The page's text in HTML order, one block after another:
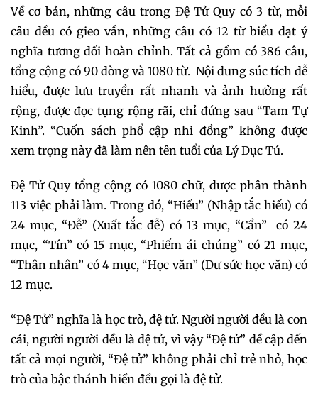
Về cơ bản, những câu trong Đệ Tử Quy có 3 từ, mỗi
câu đều có gieo vần, những câu có 12 từ biểu đạt ý
nghĩa tương đối hoàn chỉnh. Tất cả gồm có 386 câu,
tổng cộng có 90 dòng và 1080 từ. Nội dung súc tích dễ
hiểu, được lưu truyền rất nhanh và ảnh hưởng rất
rộng, được đọc tụng rộng rãi, chỉ đứng sau “Tam Tự
Kinh”. “Cuốn sách phổ cập nhi đồng” không được
xem trọng này đã làm nên tên tuổi của Lý Dục Tú.
Đệ Tử Quy tổng cộng có 1080 chữ, được phân thành
113 việc phải làm. Trong đó, “Hiếu” (Nhập tắc hiếu) có
24 mục, “Đễ” (Xuất tắc đễ) có 13 mục, “Cẩn” có 24
mục, “Tín” có 15 mục, “Phiếm ái chúng” có 21 mục,
“Thân nhân” có 4 mục, “Học văn” (Dư sức học văn) có
12 mục.
“Đệ Tử” nghĩa là học trò, đệ tử. Người người đều là con
cái, người người đều là đệ tử, vì vậy “Đệ tử” đề cập đến
tất cả mọi người, “Đệ tử” không phải chỉ trẻ nhỏ, học
trò của bậc thánh hiền đều gọi là đệ tử.